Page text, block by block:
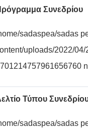
Συνεδρίου
sadaspea/sadas
uploads/2022/
n
Τύπου
sadaspea/sadas